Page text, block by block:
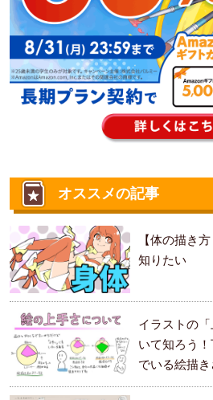
オススメの記事
【体の描き
知りたい
イラストの
いて知ろう
でいる絵描き